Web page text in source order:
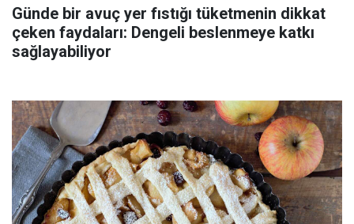
Günde bir avuç yer fıstığı tüketmenin dikkat
çeken faydaları: Dengeli beslenmeye katkı
sağlayabiliyor